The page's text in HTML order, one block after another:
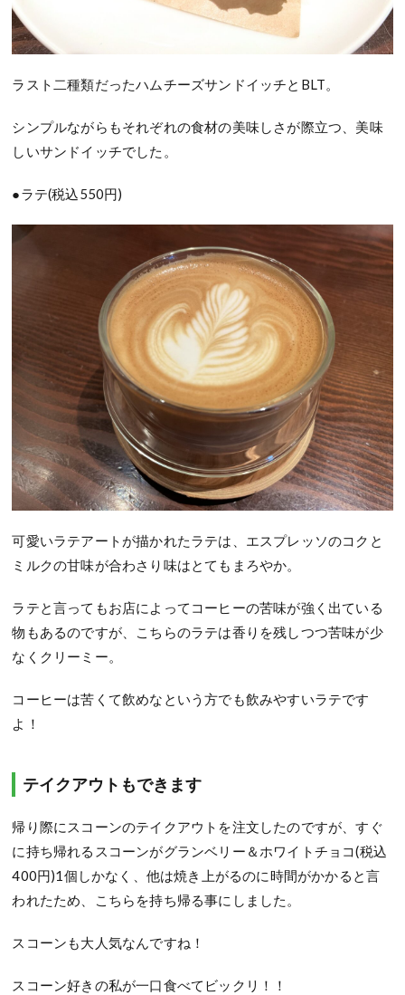
ラスト二種類だったハムチーズサンドイッチとBLT。
シンプルながらもそれぞれの食材の美味しさが際立つ、美味
しいサンドイッチでした。
●ラテ(税込550円)
可愛いラテアートが描かれたラテは、エスプレッソのコクと
ミルクの甘味が合わさり 味はとてもまろやか。
ラテと言ってもお店によってコーヒーの苦味が強く出ている
物もあるのですが、こちらのラテは香りを残しつつ苦味が少
なくクリーミー。
コーヒーは苦くて飲めなという方でも飲みやすいラテです
よ！
テイクアウトもできます
帰り際にスコーンのテイクアウトを注文したのですが、すぐ
に持ち帰れるスコーンがグランベリー＆ホワイトチョコ(税込
400円)1個しかなく、 他は焼き上がるのに時間がかかると言
われたため、こちらを持ち帰る事にしました。
スコーンも大人気なんですね！
スコーン好きの私が一口食べてビックリ！！